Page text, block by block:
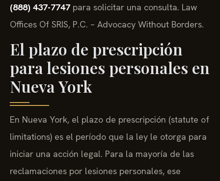
(888) 437-7747 para solicitar una consulta. Law
Offices Of SRIS, P.C. – Advocacy Without Borders.
El plazo de prescripción
para lesiones personales en
Nueva York
En Nueva York, el plazo de prescripción (statute of
limitations) es el período que la ley le otorga para
iniciar una acción legal. Para la mayoría de las
reclamaciones por lesiones personales, ese